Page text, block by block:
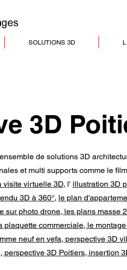
SOLUTIONS 3D
3D
de solutions 3D
et multi supports comme le
visite virtuelle 3D, l' illustration 3D
3D à 360°, le plan
sur photo drone, les plans masse
commerciale, le
neuf en vefa, perspective 3D
perspective 3D Poitiers, insertion